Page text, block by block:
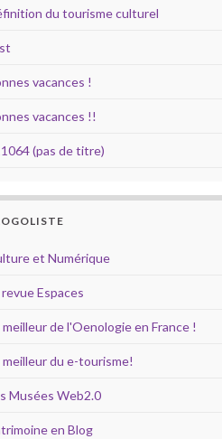
du tourisme culturel
vacances !
vacances !!
(pas de titre)
et Numérique
revue Espaces
meilleur de l'Oenologie en France !
meilleur du e-tourisme!
Musées Web2.0
en Blog